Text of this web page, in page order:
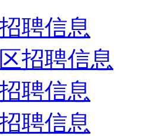
聘信息
招聘信息
聘信息
聘信息